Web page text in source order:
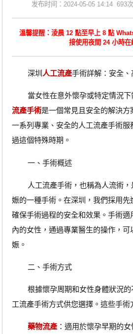
发布时间：2024-05-05 14:14 693
溫馨提醒：淩晨 12 點至早上 8 點
接使用夜間 24 小時在
深圳 人工流產手術詳解：安全
當女性在意外懷孕或特定情況下
流產手術是一個常見且安全的解決方
一系列專業、安全的人工流產手術服
過這個特殊時期。
一、手術概述
人工流產手術，也稱為人流術，
娠的一種手術。在深圳，我們採用先
確保手術過程的安全和效果。手術適
內的女性，通過專業醫生的操作，
娠。
二、手術方式
根據懷孕周期和女性身體狀況的
工流產手術方式供您選擇。這些手術
藥物流產：適用於懷孕早期的